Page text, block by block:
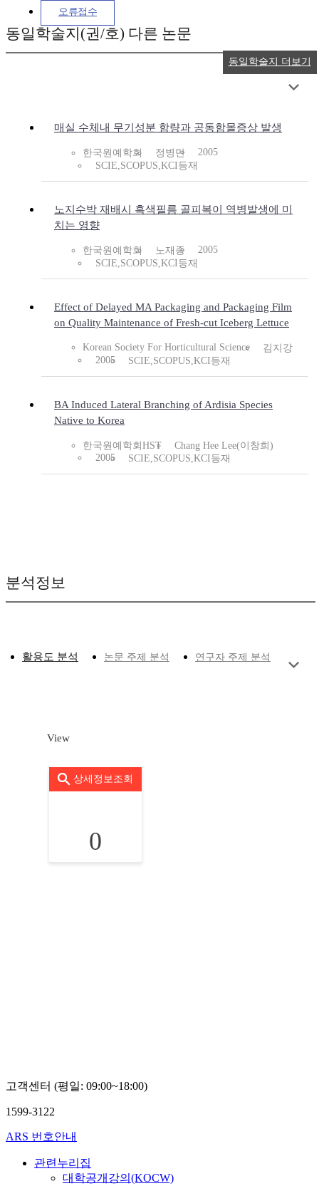
오류접수
동일학술지(권/호) 다른 논문
매실 수체내 무기성분 함량과 공동함몰증상 발생
한국원예학회 정병만
2005
SCIE,SCOPUS,KCI등재
노지수박 재배시 흑색필름 골피복이 역병발생에 미
치는 영향
한국원예학회 노재종
2005
SCIE,SCOPUS,KCI등재
Effect of Delayed MA Packaging and Packaging Film
on Quality Maintenance of Fresh-cut Iceberg Lettuce
Korean Society For Horticultural Science
김지강
2005
SCIE,SCOPUS,KCI등재
BA Induced Lateral Branching of Ardisia Species
Native to Korea
한국원예학회HST
Chang Hee Lee(이창희)
2005
SCIE,SCOPUS,KCI등재
동일학술지 더보기
분석정보
활용도 분석 논문 주제 분석 연구자 주제 분석
View
상세정보조회
0
고객센터 (평일: 09:00~18:00)
1599-3122
ARS 번호안내
관련누리집
대학공개강의(KOCW)